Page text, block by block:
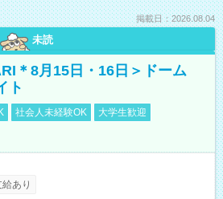
掲載日：2026.08.04
未読
＊8月15日・16日＞ドーム
ト
社会人未経験OK
大学生歓迎
あり